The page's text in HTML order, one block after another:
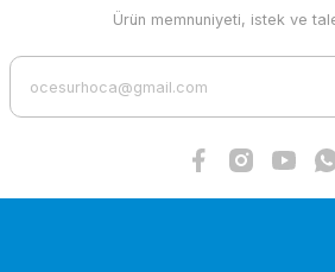
Ürün memnuniyeti, istek ve